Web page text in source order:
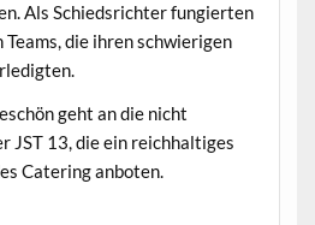
Als Schiedsrichter fungierten
die ihren schwierigen
geht an die nicht
JST 13, die ein reichhaltiges
Catering anboten.